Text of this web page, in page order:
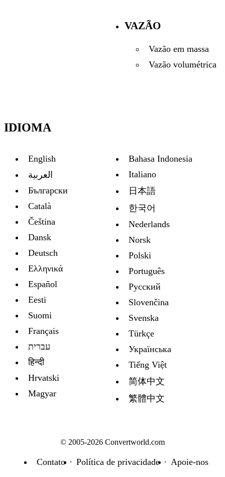
VAZÃO
Vazão em massa
Vazão volumétrica
IDIOMA
English
العربية
Български
Català
Čeština
Dansk
Deutsch
Ελληνικά
Español
Eesti
Suomi
Français
עברית
हिन्दी
Hrvatski
Magyar
Bahasa Indonesia
Italiano
日本語
한국어
Nederlands
Norsk
Polski
Português
Русский
Slovenčina
Svenska
Türkçe
Украïнська
Tiếng Việt
简体中文
繁體中文
© 2005-2026 Convertworld.com
Contato Política de privacidade Apoie-nos